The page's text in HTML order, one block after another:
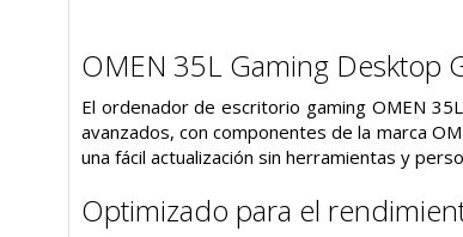
OMEN 35L Gaming Desktop
El ordenador de escritorio gaming OMEN
avanzados, con componentes de la marca
una fácil actualización sin herramientas y
Optimizado para el